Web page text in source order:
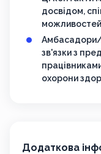
досвідом,
зв'язки з
охорони
Додаткова